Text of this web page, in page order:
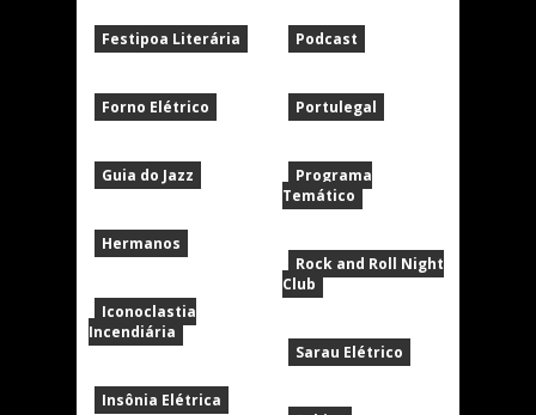
Festipoa Literária
Forno Elétrico
Guia do Jazz
Hermanos
Iconoclastia
Incendiária
Insônia Elétrica
Podcast
Portulegal
Programa
Temático
Rock and Roll Night
Club
Sarau Elétrico